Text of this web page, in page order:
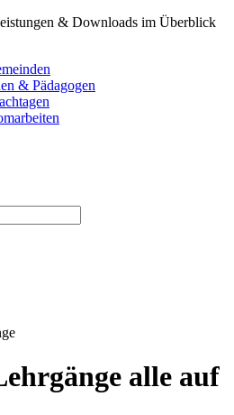
& Downloads im Überblick
& Pädagogen
alle auf